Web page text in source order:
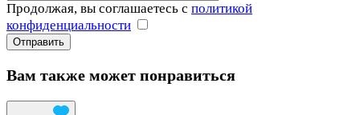
Продолжая, вы соглашаетесь с политикой
конфиденциальности
Вам также может понравиться